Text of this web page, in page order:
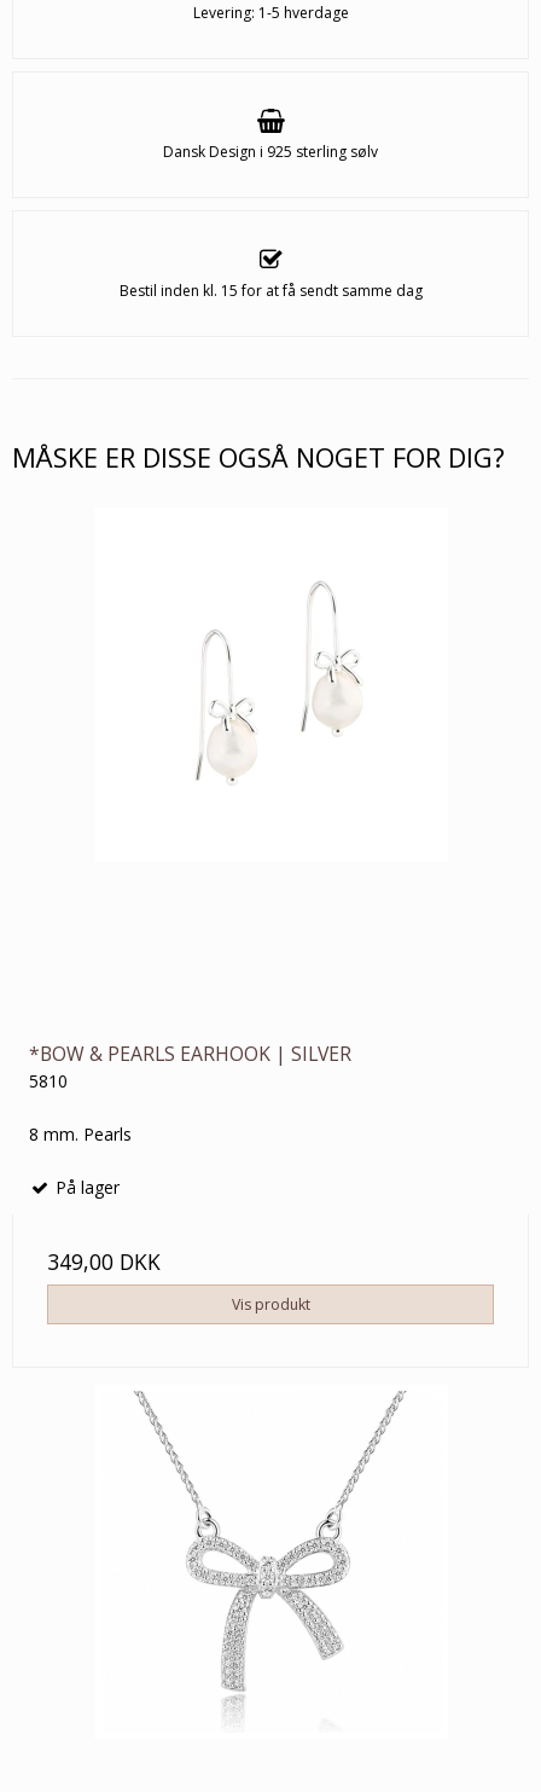
Levering: 1-5 hverdage
Dansk Design i 925 sterling sølv
Bestil inden kl. 15 for at få sendt samme dag
MÅSKE ER DISSE OGSÅ NOGET FOR DIG?
*BOW & PEARLS EARHOOK | SILVER
5810
8 mm. Pearls
På lager
349,00 DKK
Vis produkt